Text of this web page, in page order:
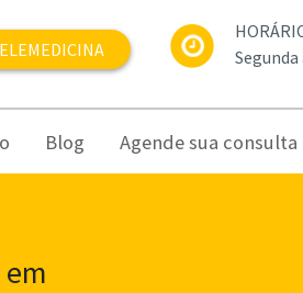
Segunda
Blog Agende sua consulta